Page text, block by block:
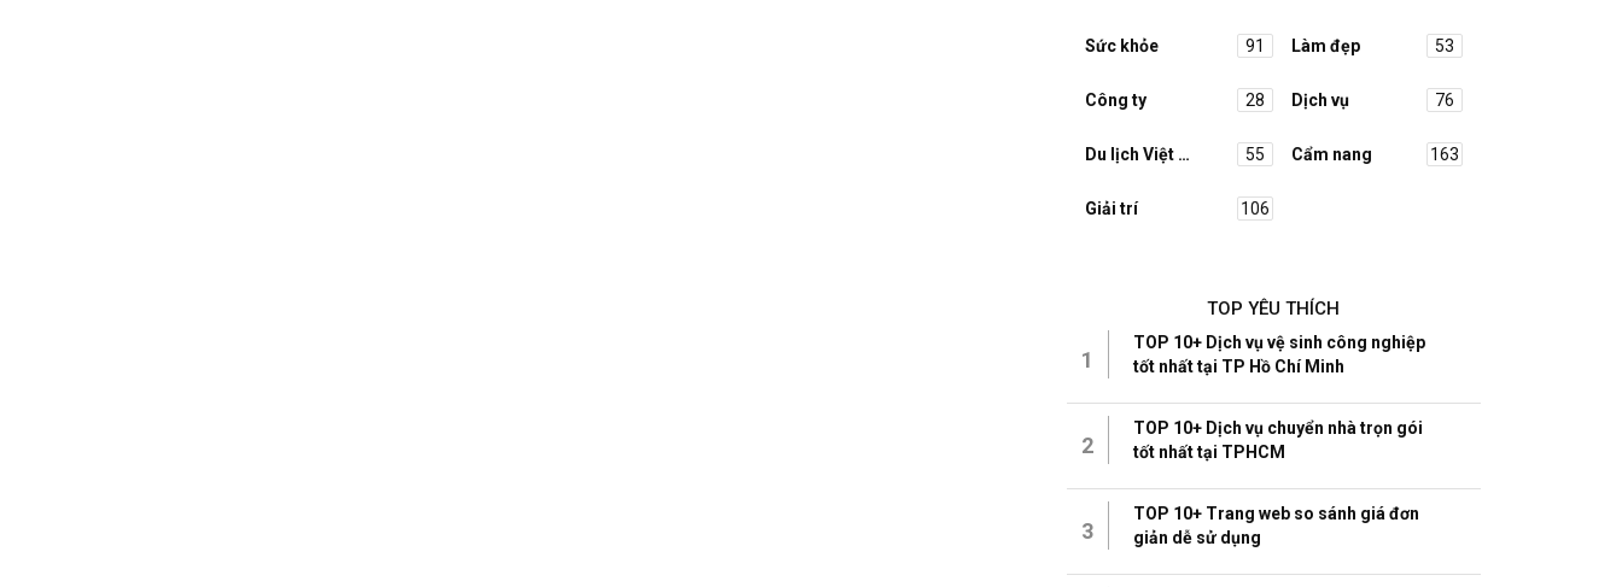
Sức khỏe 91 Làm đẹp 53
Công ty 28 Dịch vụ 76
Du lịch Việt Nam 55 Cẩm nang 163
Giải trí 106
TOP YÊU THÍCH
1
TOP 10+ Dịch vụ vệ sinh công nghiệp
tốt nhất tại TP Hồ Chí Minh
2
TOP 10+ Dịch vụ chuyển nhà trọn gói
tốt nhất tại TPHCM
3
TOP 10+ Trang web so sánh giá đơn
giản dễ sử dụng